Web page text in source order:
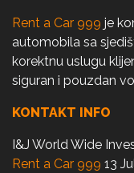
Rent a Car 999 je
automobila sa
korektnu uslugu
siguran i pouzdan
KONTAKT INFO
I&J World Wide
Rent a Car 999 13